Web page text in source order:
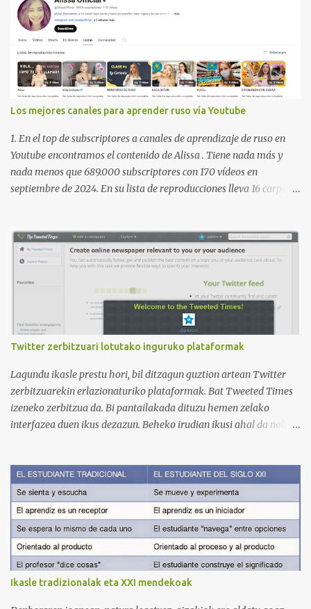
Los mejores canales para aprender ruso vía Youtube
1. En el top de subscriptores a canales de aprendizaje de ruso en
Youtube encontramos el contenido de Alissa . Tiene nada más y
nada menos que 689.000 subscriptores con 170 vídeos en
septiembre de 2024. En su lista de reproducciones lleva 16 carpetas
de Anastasia G . con 224.000 subscriptores y 97 vídeos en
septiembre de 2024. Anastasia tiene una lista de reproducción
muy bien estructurada para aprender gramática, lectura,
pronunciación, etc. https://www.youtube.com/@AnaG88/playlists
3. Otro de los canales con más usuarios y contenido es el de
Victoria, que lleva por nombre: Aprende con Victoria . El canal
tiene 120 mil subscriptores (septiembre de 2024) con muchísimos
vídeos (398), y lleva una serie de listas de reproducción interesante
para aprender los diferentes campos en los que podemos dividir un
curso de idiomas: gramática, verbos, vocabulario etc. h...
Twitter zerbitzuari lotutako inguruko plataformak
Lagundu ikasle prestu hori, bil ditzagun guztion artean Twitter
zerbitzuarekin erlazionaturiko plataformak. Bat Tweeted Times
izeneko zerbitzua da. Bi pantailakada dituzu hemen zelako
interfazea duen ikus dezazun. Beheko irudian ikusi ahal da nola
Behean baduzue Apps for iPads deritzon Youtube kanaleko
bideoa, zeinak Tweeted Times aplikazio mobila aztertzen baitu.
Bestalde, gogoratu komentarioen atala erabili ahal duzuela zuen
informazioa argitaratzeko. Bila ditzagun guztion artean Twitter
plataformari lotutako zerbitzuak. Selecciona un texto y clica aquí
para oírlo
Ikasle tradizionalak eta XXI mendekoak